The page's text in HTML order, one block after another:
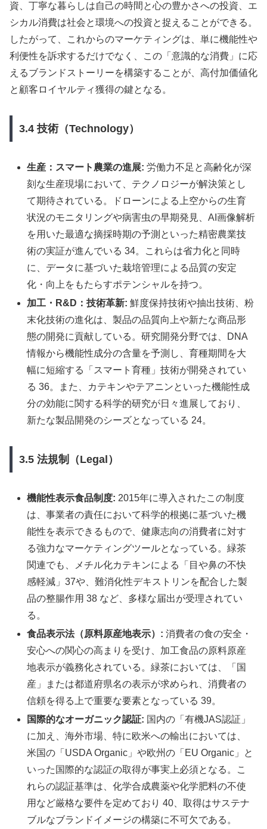
資、丁寧な暮らしは自己の時間と心の豊かさへの投資、エ
シカル消費は社会と環境への投資と捉えることができる。
したがって、これからのマーケティングは、単に機能性や
利便性を訴求するだけでなく、この「意識的な消費」に応
えるブランドストーリーを構築することが、高付加価値化
と顧客ロイヤルティ獲得の鍵となる。
3.4 技術（Technology）
生産：スマート農業の進展: 労働力不足と高齢化が深
刻な生産現場において、テクノロジーが解決策とし
て期待されている。ドローンによる上空からの生育
状況のモニタリングや病害虫の早期発見、AI画像解析
を用いた最適な摘採時期の予測といった精密農業技
術の実証が進んでいる 34。これらは省力化と同時
に、データに基づいた栽培管理による品質の安定
化・向上をもたらすポテンシャルを持つ。
加工・R&D：技術革新: 鮮度保持技術や抽出技術、粉
末化技術の進化は、製品の品質向上や新たな商品形
態の開発に貢献している。研究開発分野では、DNA
情報から機能性成分の含量を予測し、育種期間を大
幅に短縮する「スマート育種」技術が開発されてい
る 36。また、カテキンやテアニンといった機能性成
分の効能に関する科学的研究が日々進展しており、
新たな製品開発のシーズとなっている 24。
3.5 法規制（Legal）
機能性表示食品制度: 2015年に導入されたこの制度
は、事業者の責任において科学的根拠に基づいた機
能性を表示できるもので、健康志向の消費者に対す
る強力なマーケティングツールとなっている。緑茶
関連でも、メチル化カテキンによる「目や鼻の不快
感軽減」37や、難消化性デキストリンを配合した製
品の整腸作用 38 など、多様な届出が受理されてい
る。
食品表示法（原料原産地表示）: 消費者の食の安全・
安心への関心の高まりを受け、加工食品の原料原産
地表示が義務化されている。緑茶においては、「国
産」または都道府県名の表示が求められ、消費者の
信頼を得る上で重要な要素となっている 39。
国際的なオーガニック認証: 国内の「有機JAS認証」
に加え、海外市場、特に欧米への輸出においては、
米国の「USDA Organic」や欧州の「EU Organic」と
いった国際的な認証の取得が事実上必須となる。こ
れらの認証基準は、化学合成農薬や化学肥料の不使
用など厳格な要件を定めており 40、取得はサステナ
ブルなブランドイメージの構築に不可欠である。